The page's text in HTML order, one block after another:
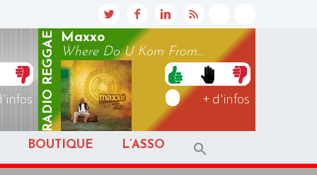
RADIO
REGGAE
Maxxo
Where Do U Kom From...
+ d'infos
BOUTIQUE L’ASSO